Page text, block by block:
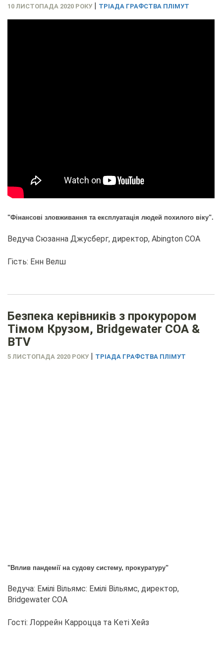
10 ЛИСТОПАДА 2020 РОКУ ТРІАДА ГРАФСТВА ПЛІМУТ
"Фінансові зловживання та експлуатація людей похилого віку".
Ведуча Сюзанна Джусберг, директор, Abington COA
Гість: Енн Велш
Безпека керівників з прокурором
Тімом Крузом, Bridgewater COA &
BTV
5 ЛИСТОПАДА 2020 РОКУ | ТРІАДА ГРАФСТВА ПЛІМУТ
"Вплив пандемії на судову систему, прокуратуру"
Ведуча: Емілі Вільямс: Емілі Вільямс, директор,
Bridgewater COA
Гості: Лоррейн Карроцца та Кеті Хейз